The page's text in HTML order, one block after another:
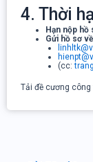
4. Thời
Hạn nộp hồ
Gửi hồ sơ về
(cc:
Tải đề cương công